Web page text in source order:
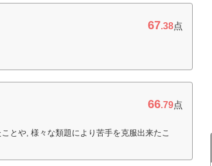
67.38点
66.79点
とや, 様々な類題により苦手を克服出来たこ